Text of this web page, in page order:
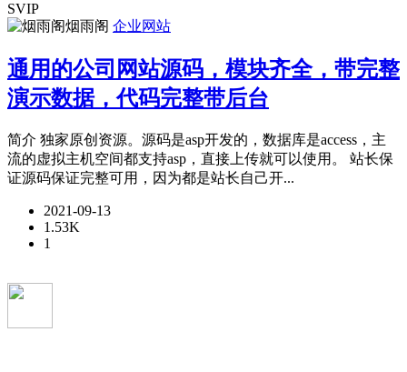
SVIP
烟雨阁 企业网站
通用的公司网站源码，模块齐全，带完整
演示数据，代码完整带后台
简介 独家原创资源。源码是asp开发的，数据库是access，主
流的虚拟主机空间都支持asp，直接上传就可以使用。 站长保
证源码保证完整可用，因为都是站长自己开...
2021-09-13
1.53K
1